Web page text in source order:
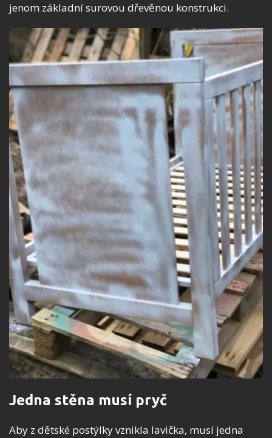
jenom základní surovou dřevěnou konstrukci.
Jedna stěna musí pryč
Aby z dětské postýlky vznikla lavička, musí jedna